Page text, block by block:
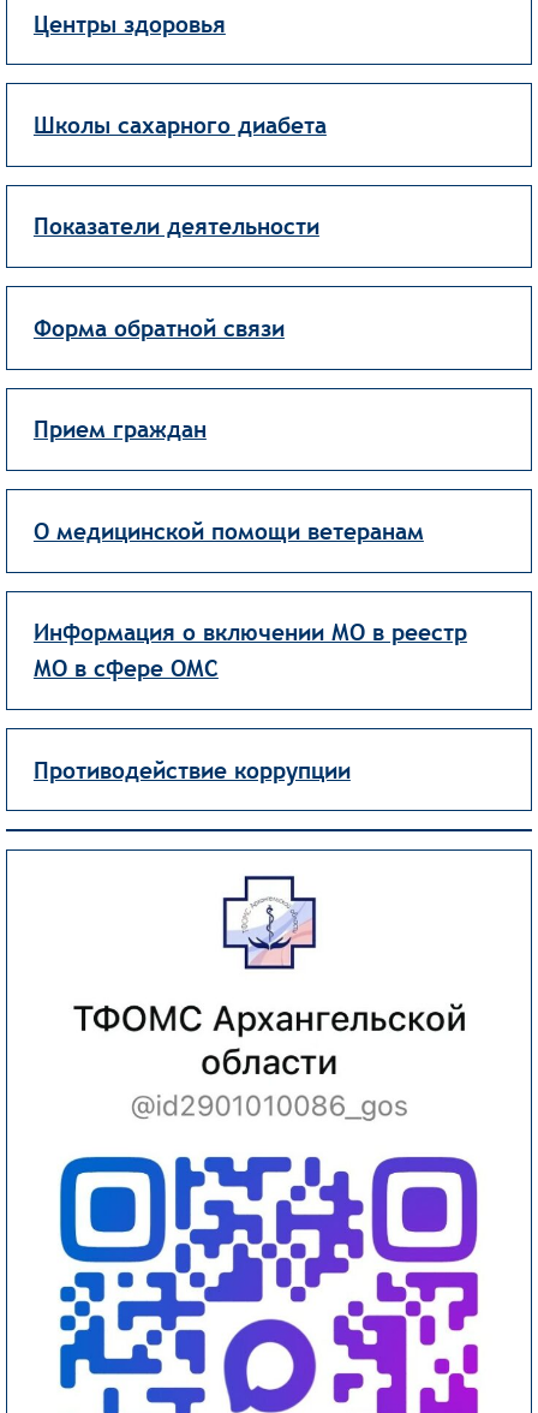
Центры здоровья
Школы сахарного диабета
Показатели деятельности
Форма обратной связи
Прием граждан
О медицинской помощи ветеранам
Информация о включении МО в реестр
МО в сфере ОМС
Противодействие коррупции